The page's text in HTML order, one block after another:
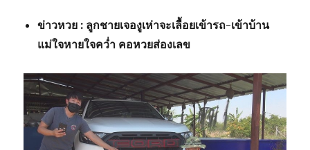
ข่าวหวย : ลูกชายเจองูเห่าจะเลื้อยเข้ารถ-เข้าบ้าน
แม่ใจหายใจคว่ำ คอหวยส่องเลข